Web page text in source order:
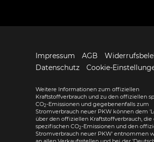
Impressum AGB
Datenschutz
Cookie-
Weitere Informationen zum offiziellen
Kraftstoffverbrauch und zu den offiziellen
CO2-Emissionen und gegebenenfalls zum
Stromverbrauch neuer PKW können dem
über den offiziellen Kraftstoffverbrauch,
spezifischen CO2-Emissionen und den
Stromverbrauch neuer PKW' entnommen